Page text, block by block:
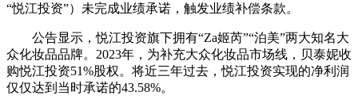
“悦江投资”）未完成业绩承诺，触发业绩补偿条款。
公告显示，悦江投资旗下拥有“Za姬芮”“泊美”两大知名大
众化妆品品牌。2023年，为补充大众化妆品市场线，贝泰妮收
购悦江投资51%股权。将近三年过去，悦江投资实现的净利润
仅仅达到当时承诺的43.58%。